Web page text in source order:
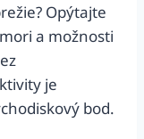
Opýtajte
a možnosti
je
bod.